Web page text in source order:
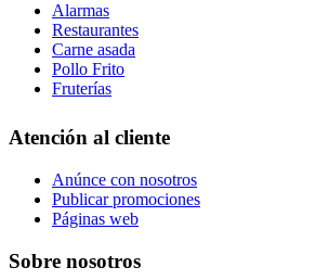
Alarmas
Restaurantes
Carne asada
Pollo Frito
Fruterías
Atención al cliente
Anúnce con nosotros
Publicar promociones
Páginas web
Sobre nosotros